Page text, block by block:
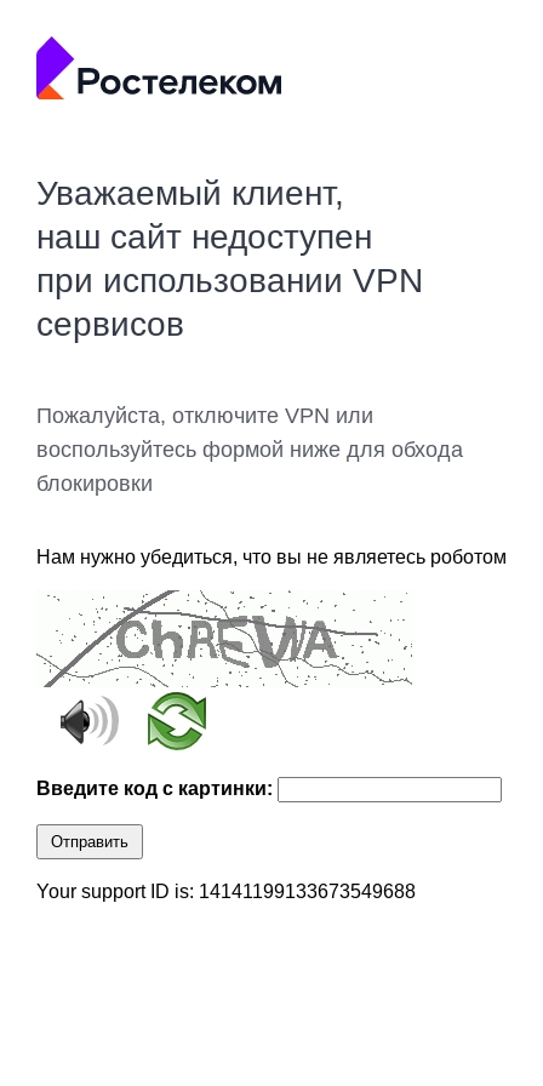
Уважаемый клиент,
наш сайт недоступен
при использовании VPN
сервисов
Пожалуйста, отключите VPN или
воспользуйтесь формой ниже для обхода
блокировки
Нам нужно убедиться, что вы не являетесь роботом
Введите код с картинки:
Отправить
Your support ID is: 14141199133673549688